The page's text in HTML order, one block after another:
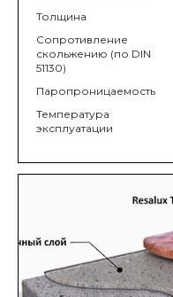
Толщина
Сопротивление
скольжению (по DIN
51130)
Паропроницаемость
Температура
эксплуатации